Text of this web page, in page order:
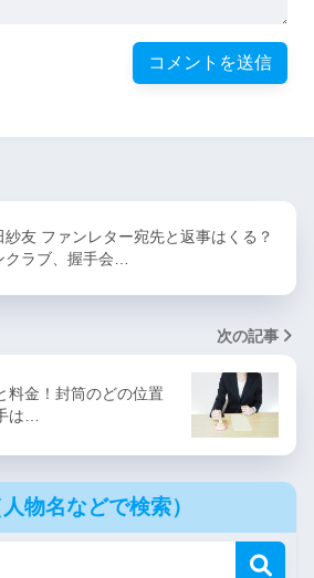
紗友 ファンレター宛先と返事はくる？
クラブ、握手会…
次の記事
料金！封筒のどの位置
は…
物名などで検索）